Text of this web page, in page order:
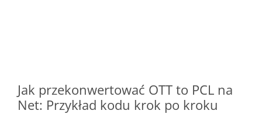
Jak przekonwertować OTT to PCL na
Net: Przykład kodu krok po kroku